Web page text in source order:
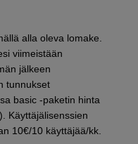
alla oleva lomake.
viimeistään
jälkeen
tunnukset
basic -paketin hinta
Käyttäjälisenssien
10€/10 käyttäjää/kk.